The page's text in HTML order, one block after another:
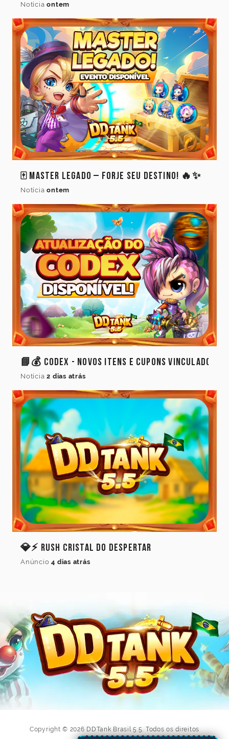
Notícia ontem
🀄 Master Legado – Forje Seu Destino! 🔥✨
Notícia ontem
📘💰 Codex - Novos Itens e Cupons Vinculados
Notícia 2 dias atrás
💎⚡ Rush Cristal do Despertar
Anúncio 4 dias atrás
Copyright © 2026 DDTank Brasil 5.5. Todos os direitos